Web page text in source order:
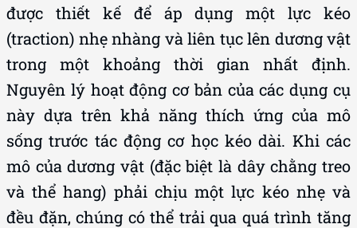
được thiết kế để áp dụng một lực kéo
(traction) nhẹ nhàng và liên tục lên dương vật
trong một khoảng thời gian nhất định.
Nguyên lý hoạt động cơ bản của các dụng cụ
này dựa trên khả năng thích ứng của mô
sống trước tác động cơ học kéo dài. Khi các
mô của dương vật (đặc biệt là dây chằng treo
và thể hang) phải chịu một lực kéo nhẹ và
đều đặn, chúng có thể trải qua quá trình tăng